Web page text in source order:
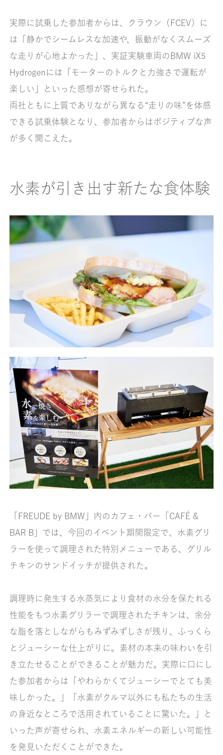
実際に試乗した参加者からは、クラウン（FCEV）に
は「静かでシームレスな加速や、振動がなくスムーズ
な走りが心地よかった」、実証実験車両のBMW iX5
Hydrogenには「モーターのトルクと力強さで運転が
楽しい」といった感想が寄せられた。
両社ともに上質でありながら異なる“走りの味”を体感
できる試乗体験となり、参加者からはポジティブな声
が多く聞こえた。
水素が引き出す新たな食体験
「FREUDE by BMW」内のカフェ・バー「CAFÉ &
BAR B」では、今回のイベント期間限定で、水素グリ
ラーを使って調理された特別メニューである、グリル
チキンのサンドイッチが提供された。
調理時に発生する水蒸気により食材の水分を保たれる
性能をもつ水素グリラーで調理されたチキンは、余分
な脂を落としながらもみずみずしさが残り、ふっくら
とジューシーな仕上がりに。素材の本来の味わいを引
き立たせることができることが魅力だ。実際に口にし
た参加者からは「やわらかくてジューシーでとても美
味しかった。」「水素がクルマ以外にも私たちの生活
の身近なところで活用されていることに驚いた。」と
いった声が寄せられ、水素エネルギーの新しい可能性
を発見いただくことができた。